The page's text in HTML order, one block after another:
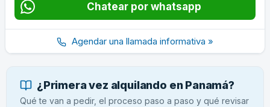
Chatear por whatsapp
Agendar una llamada informativa »
¿Primera vez alquilando en Panamá?
Qué te van a pedir, el proceso paso a paso y qué revisar